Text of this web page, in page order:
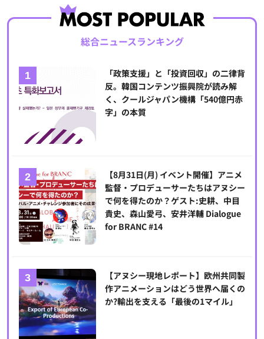
総合ニュースランキング
「政策支援」と「投資回収」の二律背
反。韓国コンテンツ振興院が読み解
く、クールジャパン機構「540億円赤
字」の本質
【8月31日(月) イベント開催】アニメ
監督・プロデューサーたちはアヌシー
で何を得たのか？ゲスト:史耕、中目
貴史、森山愛弓、安井洋輔 Dialogue
for BRANC #14
【アヌシー現地レポート】欧州共同製
作アニメーションはどう世界へ届くの
か?輸出を支える「最後の1マイル」